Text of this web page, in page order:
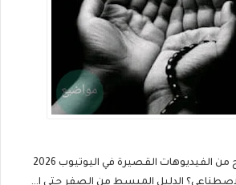
الفيديوهات القصيرة في اليوتيوب 2026
الدليل المبسط من الصفر حتى الاحتراف